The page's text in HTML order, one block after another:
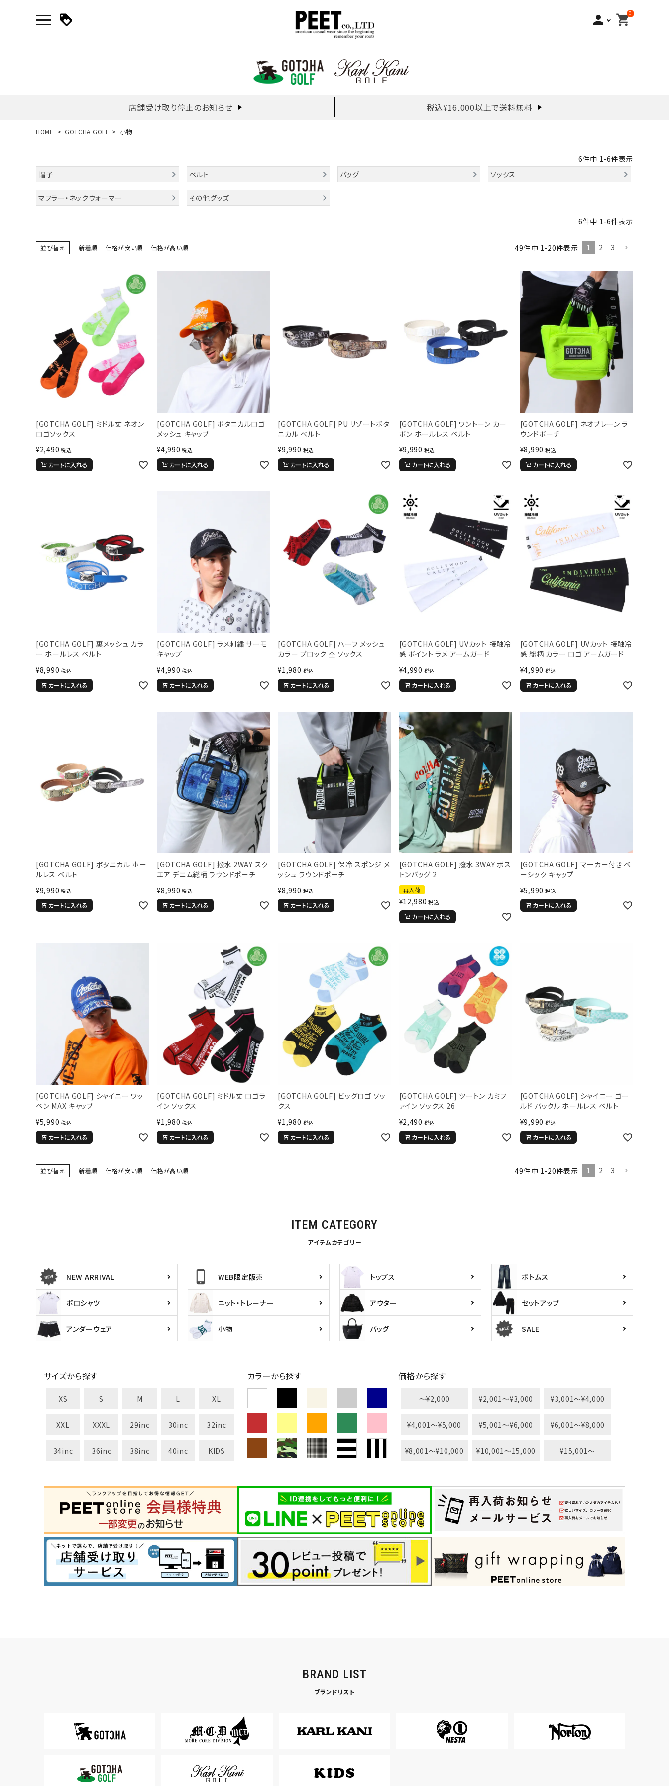
person 0
shopping_cart
店舗受け取り停止のお知らせ 税込¥16,000以上で送料無料
新規会員登録｜ログイン
search
ブランドメニュー
お問い合わせ
価格から探す
円 ～ 円
並び順
カテゴリ
サイズ
S
M
カラー
HOME GOTCHA GOLF 小物
6件中 1-6件表示
帽子
ベルト バッグ ソックス
マフラー・ネックウォーマー その他グッズ
6件中 1-6件表示
並び替え 新着順 価格が安い順 価格が高い順 49件中 1-20件表示 1 2 3
[GOTCHA GOLF] ミドル丈 ネオン
ロゴソックス
¥2,490 税込
カートに入れる
[GOTCHA GOLF] ボタニカルロゴ
メッシュ キャップ
¥4,990 税込
カートに入れる
[GOTCHA GOLF] PU リゾートボタ
ニカル ベルト
¥9,990 税込
カートに入れる
[GOTCHA GOLF] ワントーン カー
ボン ホールレス ベルト
¥9,990 税込
カートに入れる
[GOTCHA GOLF] ネオプレーン ラ
ウンドポーチ
¥8,990 税込
カートに入れる
[GOTCHA GOLF] 裏メッシュ カラ
ー ホールレス ベルト
¥8,990 税込
カートに入れる
[GOTCHA GOLF] ラメ刺繍 サーモ
キャップ
¥4,990 税込
カートに入れる
[GOTCHA GOLF] ハーフ メッシュ
カラー ブロック 杢 ソックス
¥1,980 税込
カートに入れる
[GOTCHA GOLF] UVカット 接触冷
感 ポイント ラメ アームガード
¥4,990 税込
カートに入れる
[GOTCHA GOLF] UVカット 接触冷
感 総柄 カラー ロゴ アームガード
¥4,990 税込
カートに入れる
[GOTCHA GOLF] ボタニカル ホー
ルレス ベルト
¥9,990 税込
カートに入れる
[GOTCHA GOLF] 撥水 2WAY スク
エア デニム総柄 ラウンドポーチ
¥8,990 税込
カートに入れる
[GOTCHA GOLF] 保冷 スポンジ メ
ッシュ ラウンドポーチ
¥8,990 税込
カートに入れる
[GOTCHA GOLF] 撥水 3WAY ボス
トンバッグ 2
再入荷
¥12,980 税込
カートに入れる
[GOTCHA GOLF] マーカー付き ベ
ーシック キャップ
¥5,990 税込
カートに入れる
[GOTCHA GOLF] シャイニー ワッ
ペン MAX キャップ
¥5,990 税込
カートに入れる
[GOTCHA GOLF] ミドル丈 ロゴラ
イン ソックス
¥1,980 税込
カートに入れる
[GOTCHA GOLF] ビッグロゴ ソッ
クス
¥1,980 税込
カートに入れる
[GOTCHA GOLF] ツートン カミフ
ァイン ソックス 26
¥2,490 税込
カートに入れる
[GOTCHA GOLF] シャイニー ゴー
ルド バックル ホールレス ベルト
¥9,990 税込
カートに入れる
並び替え 新着順 価格が安い順 価格が高い順 49件中 1 -20件表示 1 2 3
ITEM CATEGORY
アイテムカテゴリー
NEW ARRIVAL WEB限定販売 トップス ボトムス
ポロシャツ ニット・トレーナー アウター セットアップ
アンダーウェア 小物 バッグ SALE
サイズから探す
XS S M L XL
XXL XXXL 29inc 30inc 32inc
34inc 36inc 38inc 40inc KIDS
カラーから探す 価格から探す
〜¥2,000 ¥2,001〜¥3,000 ¥3,001〜¥4,000
¥4,001〜¥5,000 ¥5,001〜¥6,000 ¥6,001〜¥8,000
¥8,001〜¥10,000 ¥10,001〜15,000 ¥15,001〜
BRAND LIST
ブランドリスト